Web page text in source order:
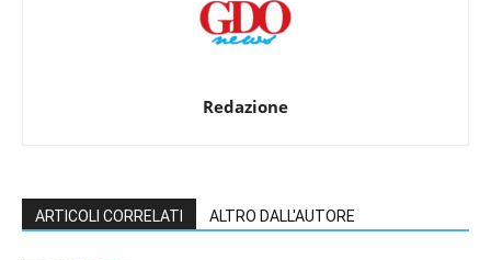
Redazione
ARTICOLI CORRELATI ALTRO DALL'AUTORE